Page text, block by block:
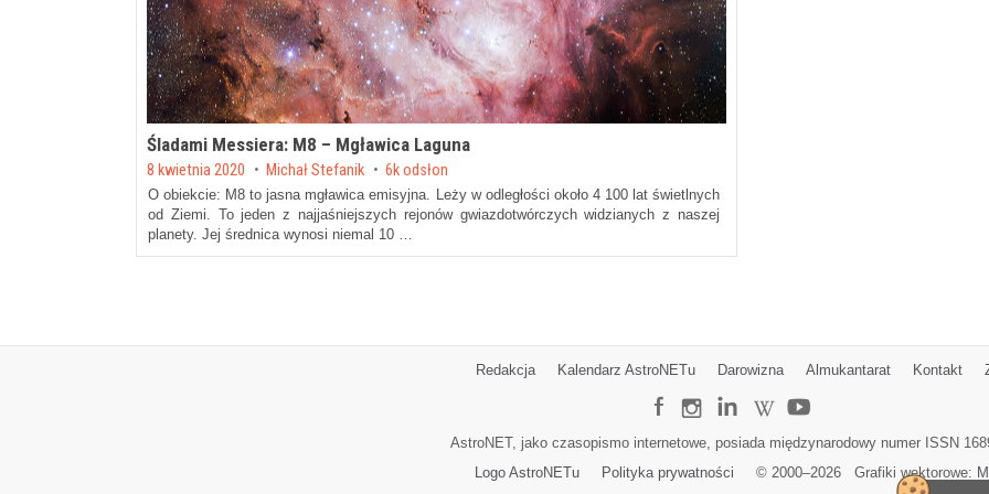
Śladami Messiera: M8 – Mgławica Laguna
Posted on
8 kwietnia 2020 by Michał Stefanik 6k odsłon
O obiekcie: M8 to jasna mgławica emisyjna. Leży w odległości około 4 100 lat świetlnych
od Ziemi. To jeden z najjaśniejszych rejonów gwiazdotwórczych widzianych z naszej
planety. Jej średnica wynosi niemal 10 …
Redakcja Kalendarz AstroNETu Darowizna Almukantarat Kontakt
AstroNET, jako czasopismo internetowe, posiada międzynarodowy numer ISSN
Logo AstroNETu
Polityka prywatności © 2000–2026 Grafiki wektorowe: